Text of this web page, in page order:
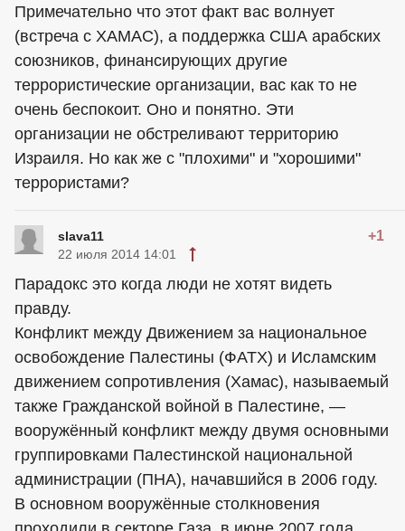
Примечательно что этот факт вас волнует
(встреча с ХАМАС), а поддержка США арабских
союзников, финансирующих другие
террористические организации, вас как то не
очень беспокоит. Оно и понятно. Эти
организации не обстреливают территорию
Израиля. Но как же с "плохими" и "хорошими"
террористами?
slava11 +1
22 июля 2014 14:01
Парадокс это когда люди не хотят видеть
правду.
Конфликт между Движением за национальное
освобождение Палестины (ФАТХ) и Исламским
движением сопротивления (Хамас), называемый
также Гражданской войной в Палестине, —
вооружённый конфликт между двумя основными
группировками Палестинской национальной
администрации (ПНА), начавшийся в 2006 году.
В основном вооружённые столкновения